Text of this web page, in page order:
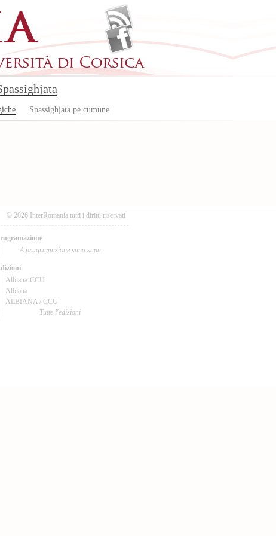
Spassighjata pe cumune
© 2026 InterRomania tutti i diritti riservati
A prugramazione sana sana
Albiana-CCU
Albiana
ALBIANA / CCU
Tutte l'edizioni